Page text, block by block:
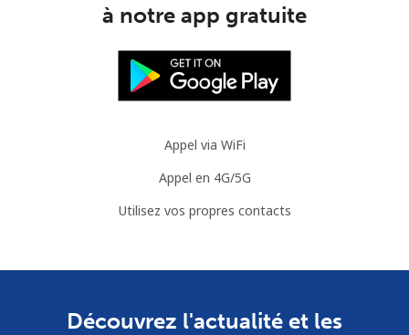
à notre app gratuite
Appel via WiFi
Appel en 4G/5G
Utilisez vos propres contacts
Découvrez l'actualité et les